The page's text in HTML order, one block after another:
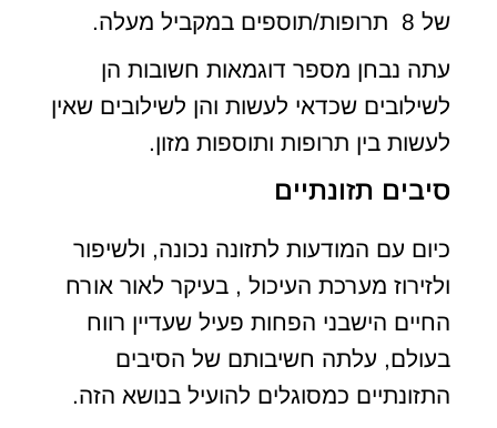
של 8 תרופות/תוספים במקביל מעלה.
עתה נבחן מספר דוגמאות חשובות הן
לשילובים שכדאי לעשות והן לשילובים שאין
לעשות בין תרופות ותוספות מזון.
סיבים תזונתיים
כיום עם המודעות לתזונה נכונה, ולשיפור
ולזירוז מערכת העיכול , בעיקר לאור אורח
החיים הישבני הפחות פעיל שעדיין רווח
בעולם, עלתה חשיבותם של הסיבים
התזונתיים כמסוגלים להועיל בנושא הזה.